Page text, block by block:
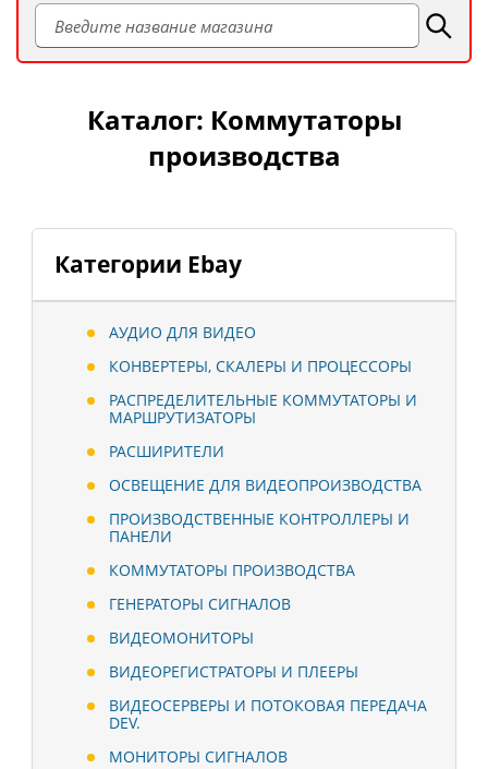
Категории Ebay
АУДИО ДЛЯ ВИДЕО
КОНВЕРТЕРЫ, СКАЛЕРЫ И ПРОЦЕССОРЫ
РАСПРЕДЕЛИТЕЛЬНЫЕ КОММУТАТОРЫ И
МАРШРУТИЗАТОРЫ
РАСШИРИТЕЛИ
ОСВЕЩЕНИЕ ДЛЯ ВИДЕОПРОИЗВОДСТВА
ПРОИЗВОДСТВЕННЫЕ КОНТРОЛЛЕРЫ И
ПАНЕЛИ
КОММУТАТОРЫ ПРОИЗВОДСТВА
ГЕНЕРАТОРЫ СИГНАЛОВ
ВИДЕОМОНИТОРЫ
ВИДЕОРЕГИСТРАТОРЫ И ПЛЕЕРЫ
ВИДЕОСЕРВЕРЫ И ПОТОКОВАЯ ПЕРЕДАЧА
DEV.
МОНИТОРЫ СИГНАЛОВ
Каталог: Коммутаторы
производства